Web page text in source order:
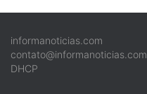
informanoticias.com
contato@informanoticias.com
DHCP